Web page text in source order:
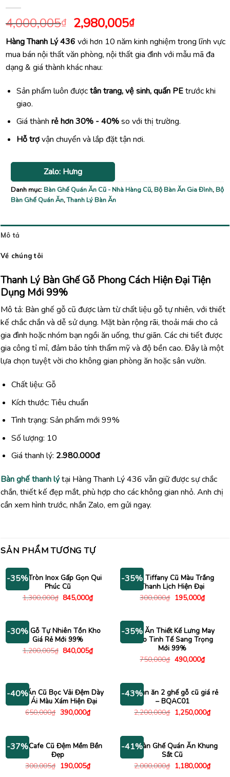
4,000,005₫ Giá
gốc
là:
4,000,005₫.
2,980,005₫Giá
hiện
tại
là:
Hàng Thanh Lý 436 với hơn 10 năm kinh nghiệm trong lĩnh vực
mua bán nội thất văn phòng, nội thất gia đình với mẫu mã đa
dạng & giá thành khác nhau:
Sản phẩm luôn đượctân trang, vệ sinh, quấn PEtrước khi
giao.
Giá thành rẻ hơn 30% - 40%so với thị trường.
Hỗ trợvận chuyển và lắp đặt tận nơi.
Zalo: Hưng
Danh mục:Bàn Ghế Quán Ăn Cũ - Nhà Hàng Cũ,Bộ Bàn Ăn Gia Đình,Bộ
Bàn Ghế Quán Ăn,Thanh Lý Bàn Ăn
Mô tả
Về chúng tôi
Thanh Lý Bàn Ghế Gỗ Phong Cách Hiện Đại Tiện
Dụng Mới 99%
Mô tả: Bàn ghế gỗ cũ được làm từ chất liệu gỗ tự nhiên, với thiết
kế chắc chắn và dễ sử dụng. Mặt bàn rộng rãi, thoải mái cho cả
gia đình hoặc nhóm bạn ngồi ăn uống, thư giãn. Các chi tiết được
gia công tỉ mỉ, đảm bảo tính thẩm mỹ và độ bền cao. Đây là một
lựa chọn tuyệt vời cho không gian phòng ăn hoặc sân vườn.
Chất liệu: Gỗ
Kích thước: Tiêu chuẩn
Tình trạng: Sản phẩm mới 99%
Số lượng: 10
Giá thanh lý: 2.980.000đ
Bàn ghế thanh lýtại Hàng Thanh Lý 436 vẫn giữ được sự chắc
chắn, thiết kế đẹp mắt, phù hợp cho các không gian nhỏ. Anh chị
cần xem hình trước, nhắn Zalo, em gửi ngay.
SẢN PHẨM TƯƠNG TỰ
-35%
Bàn Tròn Inox Gấp Gọn Qui
Phúc Cũ
1,300,000₫ Giá
845,000₫Giá
hiện
845,000₫.
-35%
Ghế Tiffany Cũ Màu Trắng
Thanh Lịch Hiện Đại
300,000₫ Giá
195,000₫Giá
hiện
-30%
Ghế Gỗ Tự Nhiên Tồn Kho
Giá Rẻ Mới 99%
1,200,005₫ Giá
840,005₫Giá
hiện
-35%
Ghế Ăn Thiết Kế Lưng May
Caro Tinh Tế Sang Trọng
Mới 99%
750,000₫ Giá
490,000₫Giá
hiện
-40%
Ghế Ăn Cũ Bọc Vải Đệm Dày
Êm Ái Màu Xám Hiện Đại
650,000₫ Giá
390,000₫Giá
hiện
390,000₫.
-43%
Bộ bàn ăn 2 ghế gỗ cũ giá rẻ
– BQAC01
2,200,000₫ Giá
gốc
1,250,000₫Giá
hiện
-37%
Ghế Cafe Cũ Đệm Mềm Bền
Đẹp
300,005₫ Giá
190,005₫Giá
hiện
-41%
Bộ Bàn Ghế Quán Ăn Khung
Sắt Cũ
2,000,000₫ Giá
gốc
1,180,000₫Giá
hiện